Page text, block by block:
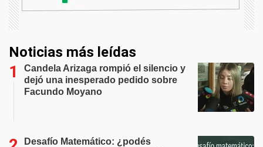
Noticias más leídas
Candela Arizaga rompió el silencio y
dejó una inesperado pedido sobre
Facundo Moyano
Desafío Matemático: ¿podés